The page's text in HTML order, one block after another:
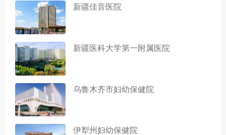
新疆佳音医院
新疆医科大学第一附属医院
乌鲁木齐市妇幼保健院
伊犁州妇幼保健院